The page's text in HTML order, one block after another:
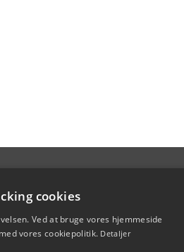
cookies
Ved at bruge vores hjemmeside
vores cookiepolitik. Detaljer